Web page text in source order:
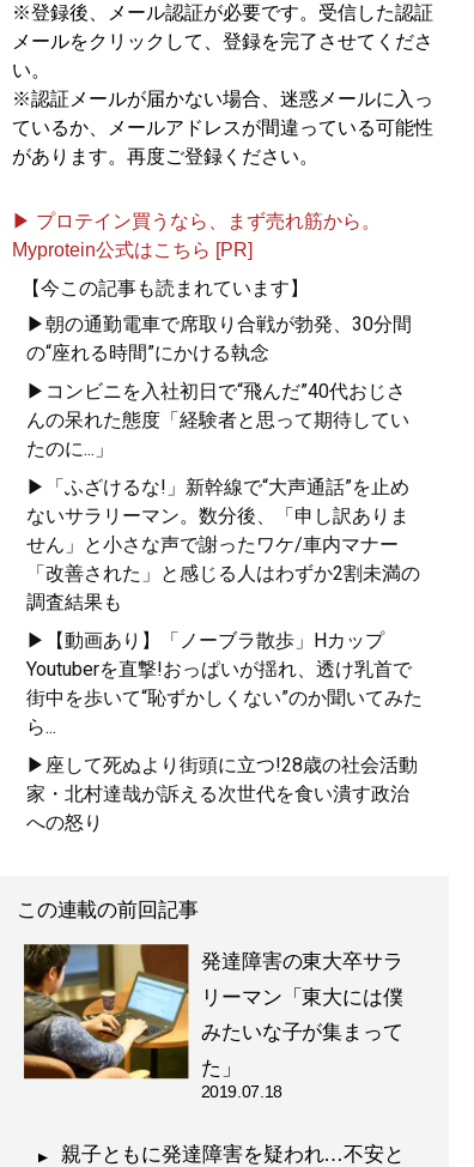
※登録後、メール認証が必要です。受信した認証
メールをクリックして、登録を完了させてくださ
い。
※認証メールが届かない場合、迷惑メールに入っ
ているか、メールアドレスが間違っている可能性
があります。再度ご登録ください。
▶ プロテイン買うなら、まず売れ筋から。
Myprotein公式はこちら [PR]
【今この記事も読まれています】
▶朝の通勤電車で席取り合戦が勃発、30分間
の“座れる時間”にかける執念
▶コンビニを入社初日で“飛んだ”40代おじさ
んの呆れた態度「経験者と思って期待してい
たのに...」
▶「ふざけるな!」新幹線で“大声通話”を止め
ないサラリーマン。数分後、「申し訳ありま
せん」と小さな声で謝ったワケ/車内マナー
「改善された」と感じる人はわずか2割未満の
調査結果も
▶【動画あり】「ノーブラ散歩」Hカップ
Youtuberを直撃!おっぱいが揺れ、透け乳首で
街中を歩いて“恥ずかしくない”のか聞いてみた
ら...
▶座して死ぬより街頭に立つ!28歳の社会活動
家・北村達哉が訴える次世代を食い潰す政治
への怒り
この連載の前回記事
発達障害の東大卒サラ
リーマン「東大には僕
みたいな子が集まって
た」
2019.07.18
親子ともに発達障害を疑われ…不安と